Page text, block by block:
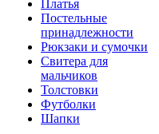
Платья
Постельные
принадлежности
Рюкзаки и сумочки
Свитера для
мальчиков
Толстовки
Футболки
Шапки